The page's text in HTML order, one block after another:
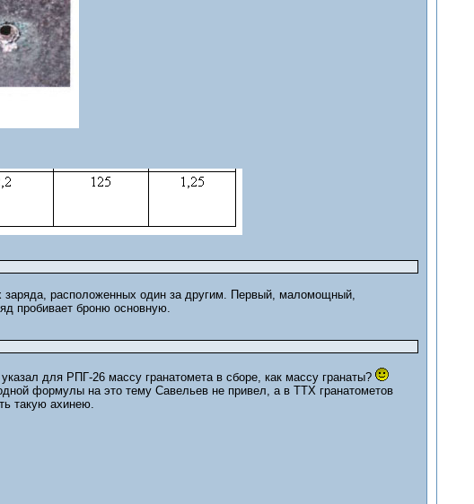
заряда, расположенных один за другим. Первый, маломощный,
пробивает броню основную.
для РПГ-26 массу гранатомета в сборе, как массу гранаты?
формулы на это тему Савельев не привел, а в ТТХ гранатометов
такую ахинею.